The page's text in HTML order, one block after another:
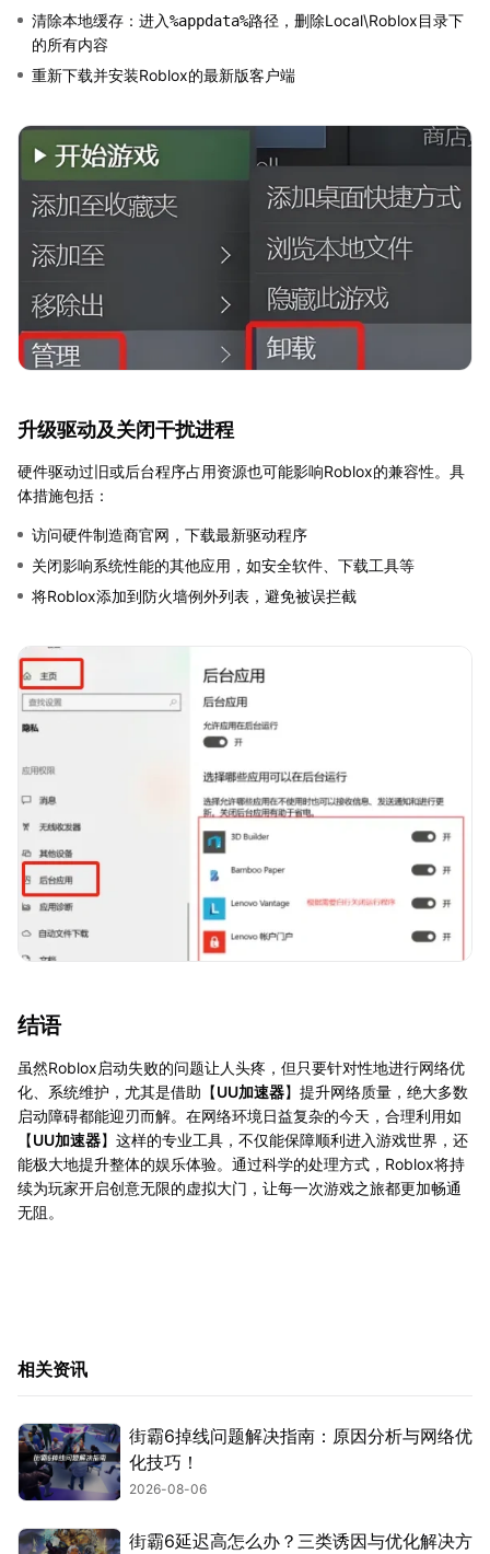
清除本地缓存：进入%appdata%路径，删除Local\Roblox目录下
的所有内容
重新下载并安装Roblox的最新版客户端
升级驱动及关闭干扰进程
硬件驱动过旧或后台程序占用资源也可能影响Roblox的兼容性。具
体措施包括：
访问硬件制造商官网，下载最新驱动程序
关闭影响系统性能的其他应用，如安全软件、下载工具等
将Roblox添加到防火墙例外列表，避免被误拦截
结语
虽然Roblox启动失败的问题让人头疼，但只要针对性地进行网络优
化、系统维护，尤其是借助【UU加速器】提升网络质量，绝大多数
启动障碍都能迎刃而解。在网络环境日益复杂的今天，合理利用如
【UU加速器】这样的专业工具，不仅能保障顺利进入游戏世界，还
能极大地提升整体的娱乐体验。通过科学的处理方式，Roblox将持
续为玩家开启创意无限的虚拟大门，让每一次游戏之旅都更加畅通
无阻。
相关资讯
街霸6掉线问题解决指南：原因分析与网络优
化技巧！
2026-08-06
街霸6延迟高怎么办？三类诱因与优化解决方